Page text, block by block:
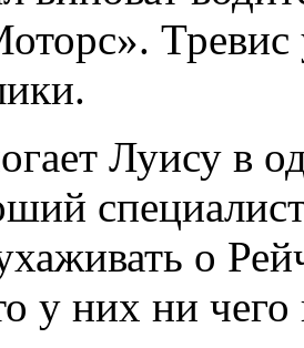
Луису в
о
у них ни чего